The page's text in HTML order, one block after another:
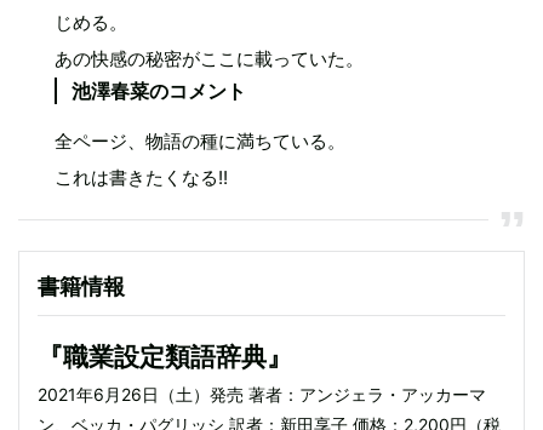
じめる。
あの快感の秘密がここに載っていた。
池澤春菜のコメント
全ページ、物語の種に満ちている。
これは書きたくなる!!
書籍情報
『職業設定類語辞典』
2021年6月26日（土）発売 著者：アンジェラ・アッカーマ
ン、ベッカ・パグリッシ 訳者：新田享子 価格：2,200円（税